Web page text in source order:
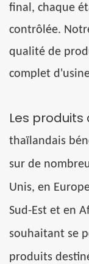
final, chaque
contrôlée.
qualité de
complet
Les
thaïlandais
sur de
Unis, en
Sud-Est et en
souhaitant se
produits